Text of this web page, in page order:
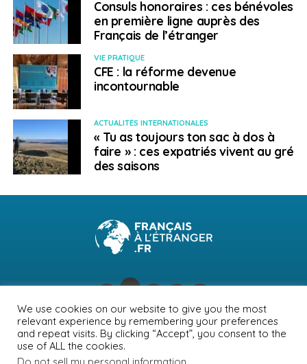
Dans ce contexte, il est recommandé de redoubler de
vigilance, de se tenir informés de la situation en temps
réel via les média locaux. Il convient également d’éviter
les lieux de manifestations et les rassemblements
politiques. Les quartiers informels de Nairobi (Kibera,
Mathare, Kawangware…) sont susceptibles d’être
impactés par ces manifestations et doivent, autant que
possible, être évités.
Lettonie – Etat d’urgence –
Le gouvernement a décidé de prolonger jusqu’au 10
mai 2023 l’état d’urgence instauré dans les
municipalités frontalières avec la Biélorussie. Dans ce
véhicules est appliqué aux points de passage
Par ailleurs, la liberté de circulation le long de la
frontière connaît des restrictions.
Consuls honoraires : ces bénévoles
en première ligne auprès des
Français de l’étranger
VIE PRATIQUE
CFE : la réforme devenue
incontournable
ACTUALITÉS INTERNATIONALES
« Tu as toujours ton sac à dos à
faire » : ces expatriés vivent au gré
des saisons
NEWSLETTER PUBLICITÉ CONTACTS
MENTIONS LÉGALES
POLITIQUE DE CONFIDENTIALITÉ
We use cookies on our website to give you the most
relevant experience by remembering your preferences
and repeat visits. By clicking “Accept”, you consent to the
use of ALL the cookies.